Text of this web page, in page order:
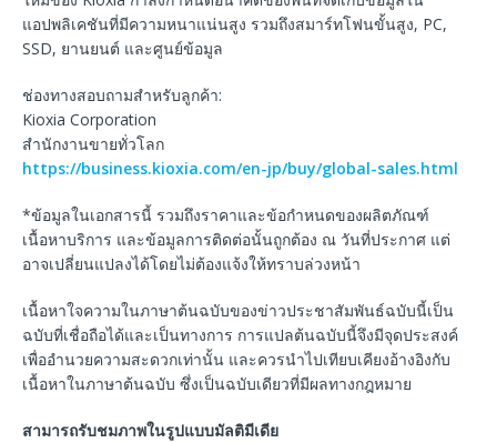
แอปพลิเคชันที่มีความหนาแน่นสูง รวมถึงสมาร์ทโฟนขั้นสูง, PC,
SSD, ยานยนต์ และศูนย์ข้อมูล
ช่องทางสอบถามสำหรับลูกค้า:
Kioxia Corporation
สำนักงานขายทั่วโลก
https://business.kioxia.com/en-jp/buy/global-sales.html
*ข้อมูลในเอกสารนี้ รวมถึงราคาและข้อกำหนดของผลิตภัณฑ์
เนื้อหาบริการ และข้อมูลการติดต่อนั้นถูกต้อง ณ วันที่ประกาศ แต่
อาจเปลี่ยนแปลงได้โดยไม่ต้องแจ้งให้ทราบล่วงหน้า
เนื้อหาใจความในภาษาต้นฉบับของข่าวประชาสัมพันธ์ฉบับนี้เป็น
ฉบับที่เชื่อถือได้และเป็นทางการ การแปลต้นฉบับนี้จึงมีจุดประสงค์
เพื่ออำนวยความสะดวกเท่านั้น และควรนำไปเทียบเคียงอ้างอิงกับ
เนื้อหาในภาษาต้นฉบับ ซึ่งเป็นฉบับเดียวที่มีผลทางกฎหมาย
สามารถรับชมภาพในรูปแบบมัลติมีเดีย